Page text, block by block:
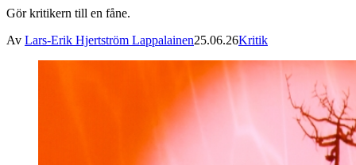
Gör kritikern till en fåne.
Av Lars-Erik Hjertström Lappalainen25.06.26Kritik